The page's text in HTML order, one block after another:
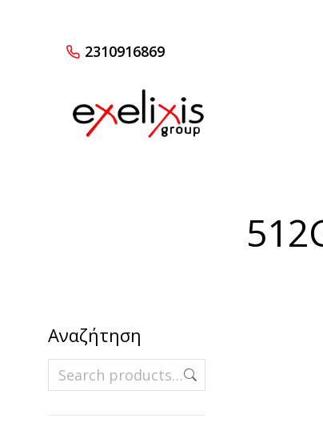
2310916869
Αναζήτηση